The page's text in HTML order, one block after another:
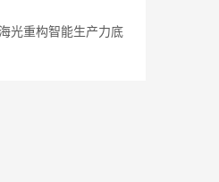
光重构智能生产力底